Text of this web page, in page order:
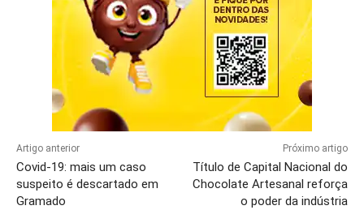
Artigo anterior
Covid-19: mais um caso
suspeito é descartado em
Gramado
Próximo artigo
Título de Capital Nacional do
Chocolate Artesanal reforça
o poder da indústria